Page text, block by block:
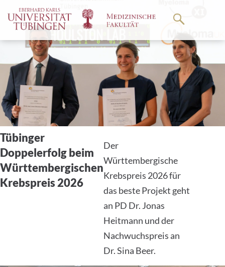
zum
Hauptteil
Der
Württembergische
Krebspreis 2026 für
das beste Projekt geht
Erfahren
Sie mehr